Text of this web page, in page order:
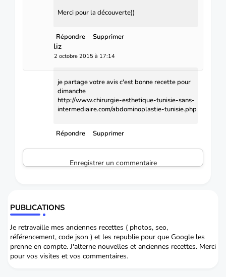
Merci pour la découverte))
Répondre Supprimer
liz
2 octobre 2015 à 17:14
je partage votre avis c'est bonne recette pour
dimanche
http://www.chirurgie-esthetique-tunisie-sans-
intermediaire.com/abdominoplastie-tunisie.php
Répondre Supprimer
Enregistrer un commentaire
PUBLICATIONS
Je retravaille mes anciennes recettes ( photos, seo,
référencement, code json ) et les republie pour que Google les
prenne en compte. J'alterne nouvelles et anciennes recettes. Merci
pour vos visites et vos commentaires.